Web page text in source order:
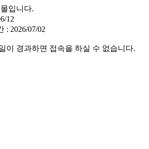
입니다.
12
: 2026/07/02
이 경과하면 접속을 하실 수 없습니다.